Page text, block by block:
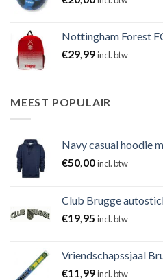
Nottingham Forest
€29,99incl. btw
MEEST POPULAIR
Navy casual hoodie
€50,00incl. btw
Club Brugge
€19,95 incl. btw
Vriendschapssjaal
€11,99incl. btw